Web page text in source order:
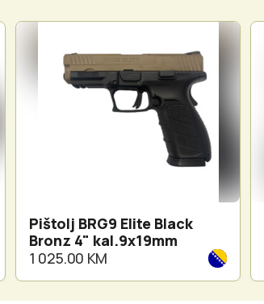
Pištolj BRG9 Elite Black
Bronz 4" kal.9x19mm
1 025.00 KM